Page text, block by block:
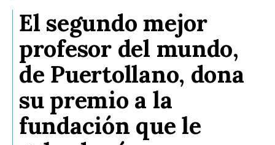
El segundo mejor
profesor del mundo,
de Puertollano, dona
su premio a la
fundación que le